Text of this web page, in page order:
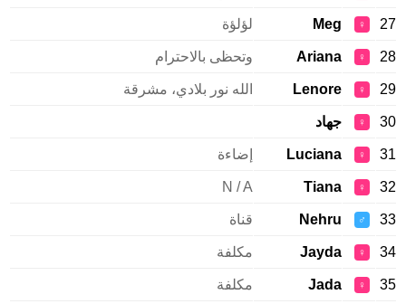
27
♀
Meg لؤلؤة
28
♀
Ariana وتحظى بالاحترام
29
♀
Lenore الله نور بلادي، مشرقة
30
♀ جهاد
31
♀
Luciana إضاءة
32
♀
Tiana
N / A
33
♂
Nehru قناة
34
♀
Jayda مكلفة
35
♀
Jada مكلفة